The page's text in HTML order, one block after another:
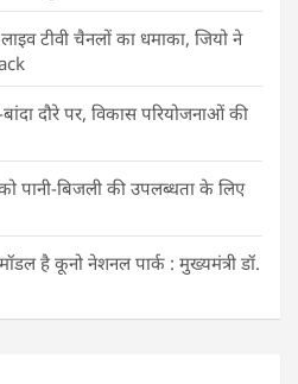
टीवी चैनलों का धमाका, जियो ने
दौरे पर, विकास परियोजनाओं की
पानी-बिजली की उपलब्धता के लिए
है कूनो नेशनल पार्क : मुख्यमंत्री डॉ.